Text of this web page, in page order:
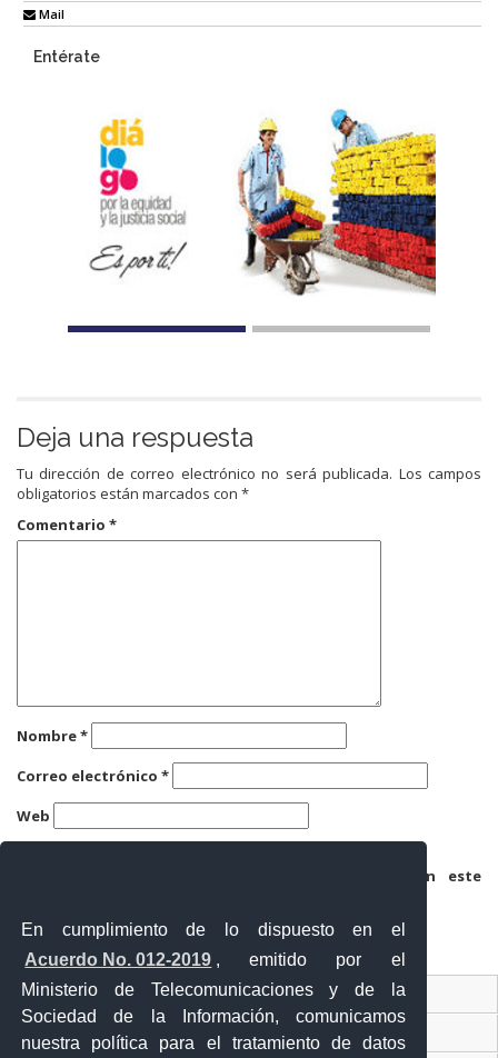
En cumplimiento de lo dispuesto en el
Acuerdo No. 012-2019 , emitido por el
Ministerio de Telecomunicaciones y de la
Sociedad de la Información, comunicamos
nuestra política para el tratamiento de datos
Mail
Entérate
Deja una respuesta
Tu dirección de correo electrónico no será publicada. Los campos
obligatorios están marcados con *
Comentario *
Nombre*
Correo electrónico *
Web
Guarda mi nombre, correo electrónico y web en este
Ventanilla Única Virtual
Ventanilla Única de Comercio Exterior